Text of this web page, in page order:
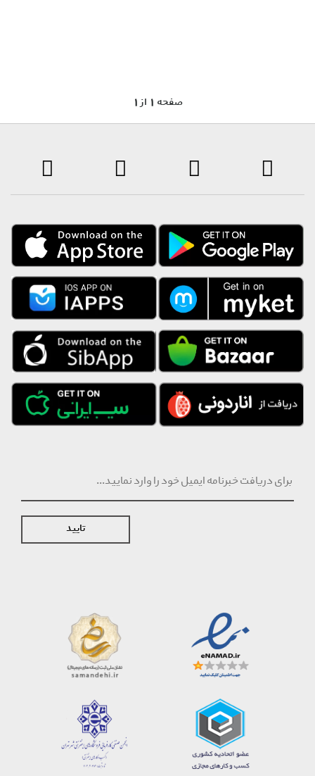
1 صفحه 1 از
تایید